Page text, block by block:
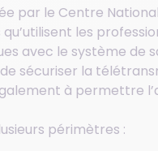
par le Centre
les
avec le système de
sécuriser la
à permettre
périmètres :